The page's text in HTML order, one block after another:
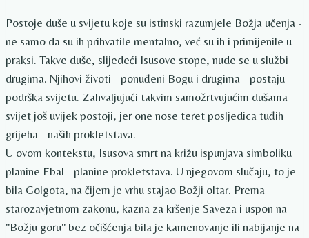
Postoje duše u svijetu koje su istinski razumjele Božja učenja -
ne samo da su ih prihvatile mentalno, već su ih i primijenile u
praksi. Takve duše, slijedeći Isusove stope, nude se u službi
drugima. Njihovi životi - ponuđeni Bogu i drugima - postaju
podrška svijetu. Zahvaljujući takvim samožrtvujućim dušama
svijet još uvijek postoji, jer one nose teret posljedica tuđih
grijeha - naših prokletstava.
U ovom kontekstu, Isusova smrt na križu ispunjava simboliku
planine Ebal - planine prokletstava. U njegovom slučaju, to je
bila Golgota, na čijem je vrhu stajao Božji oltar. Prema
starozavjetnom zakonu, kazna za kršenje Saveza i uspon na
"Božju goru" bez očišćenja bila je kamenovanje ili nabijanje na